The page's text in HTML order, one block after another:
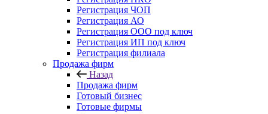
Регистрация ЧОП
Регистрация АО
Регистрация ООО под ключ
Регистрация ИП под ключ
Регистрация филиала
Продажа фирм
Назад
Продажа фирм
Готовый бизнес
Готовые фирмы